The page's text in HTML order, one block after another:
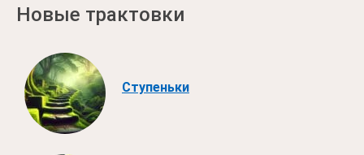
Новые трактовки
Ступеньки